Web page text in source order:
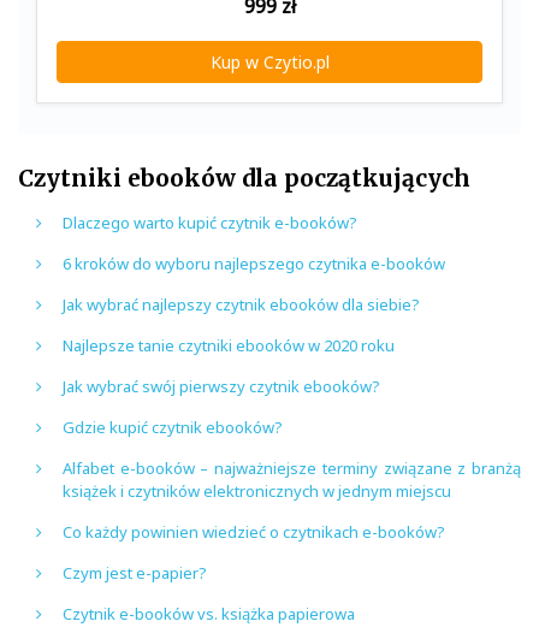
999zł
Kup w Czytio.pl
Czytniki ebooków dla początkujących
Dlaczego warto kupić czytnik e-booków?
6 kroków do wyboru najlepszego czytnika e-booków
Jak wybrać najlepszy czytnik ebooków dla siebie?
Najlepsze tanie czytniki ebooków w 2020 roku
Jak wybrać swój pierwszy czytnik ebooków?
Gdzie kupić czytnik ebooków?
Alfabet e-booków – najważniejsze terminy związane z branżą
książek i czytników elektronicznych w jednym miejscu
Co każdy powinien wiedzieć o czytnikach e-booków?
Czym jest e-papier?
Czytnik e-booków vs. książka papierowa